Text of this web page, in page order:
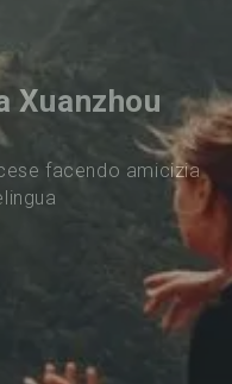
Xuanzhou
facendo amicizia